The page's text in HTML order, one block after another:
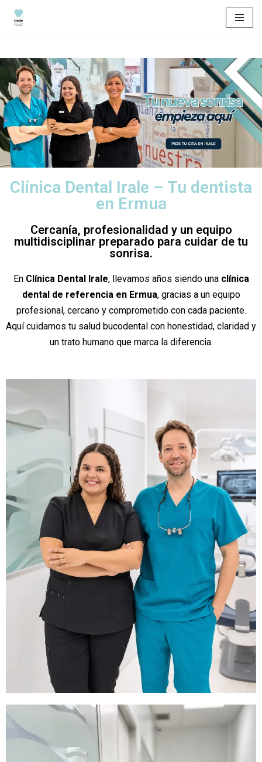
contenido
Clínica Dental Irale – Tu dentista
en Ermua
Cercanía, profesionalidad y un equipo
multidisciplinar preparado para cuidar de tu
sonrisa.
En Clínica Dental Irale, llevamos años siendo una clínica
dental de referencia en Ermua, gracias a un equipo
profesional, cercano y comprometido con cada paciente.
Aquí cuidamos tu salud bucodental con honestidad, claridad y
un trato humano que marca la diferencia.